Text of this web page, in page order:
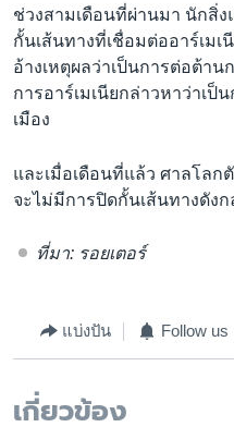
ช่วงสามเดือนที่ผ่านมา นักสิ่
กั้นเส้นทางที่เชื่อมต่ออาร์เม
อ้างเหตุผลว่าเป็นการต่อต้า
การอาร์เมเนียกล่าวหาว่าเป็
เมือง
และเมื่อเดือนที่แล้ว ศาลโลก
จะไม่มีการปิดกั้นเส้นทางดังก
ที่มา: รอยเตอร์
แบ่งปัน Follow us
เกี่ยวข้อง